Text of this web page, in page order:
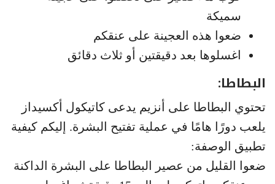
سميكة
ضعوا هذه العجينة على عنقكم
اغسلوها بعد دقيقتين أو ثلاث دقائق
البطاطا:
تحتوي البطاطا على أنزيم يدعى كاتيكول أكسيداز
يلعب دورًا هامًا في عملية تفتيح البشرة. إليكم كيفية
تطبيق الوصفة:
ضعوا القليل من عصير البطاطا على البشرة الداكنة